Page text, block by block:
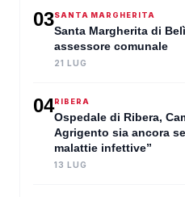
03SANTA MARGHERITA
Santa Margherita di
assessore comunale
21 LUG
04RIBERA
Ospedale di Ribera,
Agrigento sia ancora
malattie infettive”
13 LUG